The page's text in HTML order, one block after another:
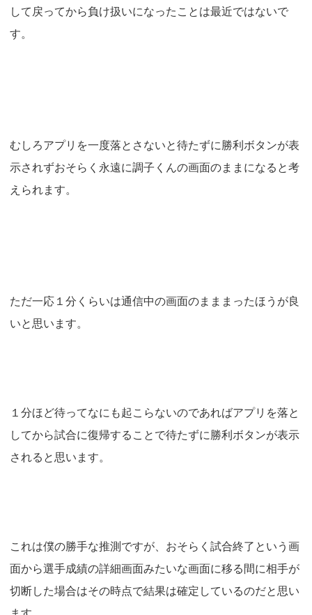
して戻ってから負け扱いになったことは最近ではないで
す。
むしろアプリを一度落とさないと待たずに勝利ボタンが表
示されずおそらく永遠に調子くんの画面のままになると考
えられます。
ただ一応１分くらいは通信中の画面のまままったほうが良
いと思います。
１分ほど待ってなにも起こらないのであればアプリを落と
してから試合に復帰することで待たずに勝利ボタンが表示
されると思います。
これは僕の勝手な推測ですが、おそらく試合終了という画
面から選手成績の詳細画面みたいな画面に移る間に相手が
切断した場合はその時点で結果は確定しているのだと思い